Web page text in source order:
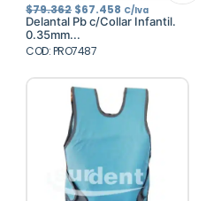
$79.362 El
precio
original
era:
$79.362.
$67.458 El
precio
actual
C/Iva
Delantal Pb c/Collar Infantil.
0.35mm...
COD: PRO7487